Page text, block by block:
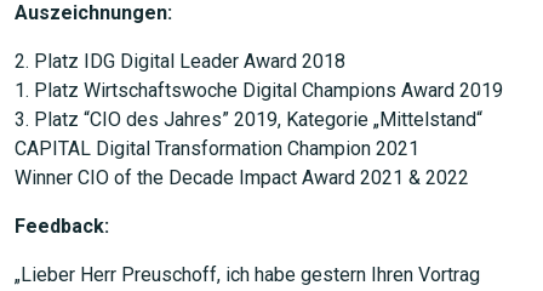
Auszeichnungen:
2. Platz IDG Digital Leader Award 2018
1. Platz Wirtschaftswoche Digital Champions Award 2019
3. Platz “CIO des Jahres” 2019, Kategorie „Mittelstand“
CAPITAL Digital Transformation Champion 2021
Winner CIO of the Decade Impact Award 2021 & 2022
Feedback:
„Lieber Herr Preuschoff, ich habe gestern Ihren Vortrag